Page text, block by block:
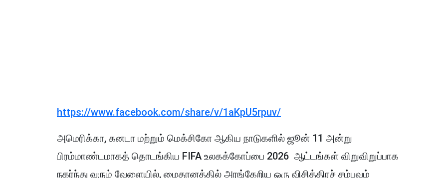
https://www.facebook.com/share/v/1aKpU5rpuv/
அமெரிக்கா, கனடா மற்றும் மெக்சிகோ ஆகிய நாடுகளில் ஜூன் 11 அன்று
பிரம்மாண்டமாகத் தொடங்கிய FIFA உலகக்கோப்பை 2026 ஆட்டங்கள் விறுவிறுப்பாக
நகர்ந்து வரும் வேளையில், மைதானத்தில் அரங்கேறிய ஒரு விசித்திரச் சம்பவம்